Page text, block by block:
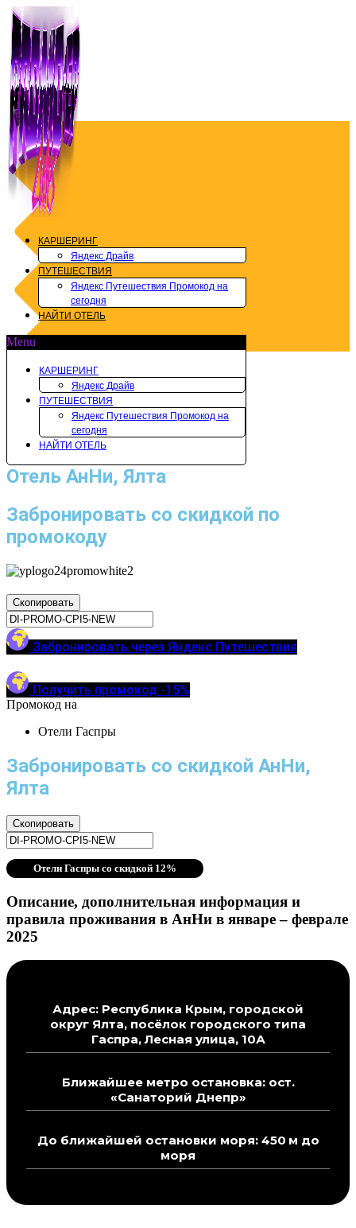
Перейти
содержимому
КАРШЕРИНГ
Яндекс Драйв
ПУТЕШЕСТВИЯ
Яндекс Путешествия Промокод на
сегодня
НАЙТИ ОТЕЛЬ
Menu
КАРШЕРИНГ
Яндекс Драйв
ПУТЕШЕСТВИЯ
Яндекс Путешествия Промокод на
сегодня
НАЙТИ ОТЕЛЬ
Отель АнНи, Ялта
Забронировать со скидкой по
промокоду
Скопировать
Забронировать через Яндекс Путешествия
Получить промокод -15%
Промокод на
Отели Гаспры
Забронировать со скидкой АнНи,
Ялта
Скопировать
Отели Гаспры со скидкой 12%
Описание, дополнительная информация и
правила проживания в АнНи в январе – феврале
2025
Адрес: Республика Крым, городской
округ Ялта, посёлок городского типа
Гаспра, Лесная улица, 10А
Ближайшее метро остановка: ост.
«Санаторий Днепр»
До ближайшей остановки моря: 450 м до
моря